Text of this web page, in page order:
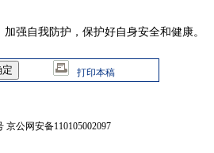
自我防护，保护好自身安全和健康。
打印本稿
公网安备110105002097